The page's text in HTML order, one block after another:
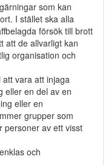
som kan
I stället ska alla
försök till brott
att de allvarligt kan
organisation och
vara att injaga
eller en del av en
eller en
grupper som
personer av ett visst
och